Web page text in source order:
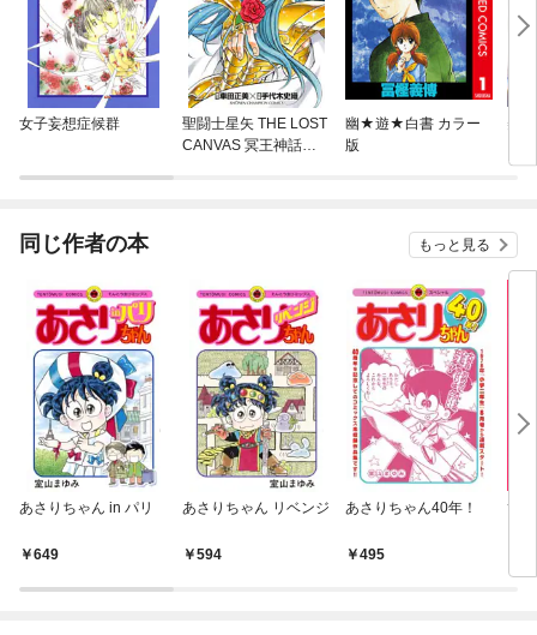
女子妄想症候群
聖闘士星矢 THE LOST
CANVAS 冥王神話外
幽★遊★白書 カラー
版
美
同じ作者の本 もっと見る
あさりちゃん in パリ
649
あさりちゃん リベンジ
594
あさりちゃん40年！
495
ひ